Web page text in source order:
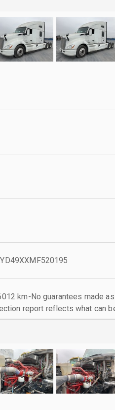
km-No guarantees made
report reflects what can